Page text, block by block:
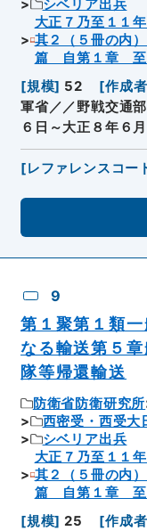
シベリア出兵
大正７乃至１１
其２（５冊の内
篇 自第１章 至
[規模] 52 [作成
軍省／／野戦交通部
６日～大正８年６
[レファレンスコー
9
第１聚第１類
なる輸送第５
隊等帰還輸送
防衛省防衛研究所
西密受・西受大
シベリア出兵
大正７乃至１１
其２（５冊の内
篇 自第１章 至
[規模] 25 [作成